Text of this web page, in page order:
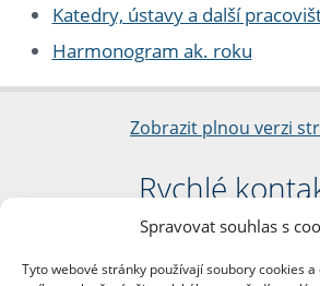
Spravovat souhlas s
Tyto webové stránky používají soubory cookies
Katedry, ústavy a další
Harmonogram ak. roku
Zobrazit plnou verzi
Rychlé
Filozofická fakulta
nám. Jana Palacha